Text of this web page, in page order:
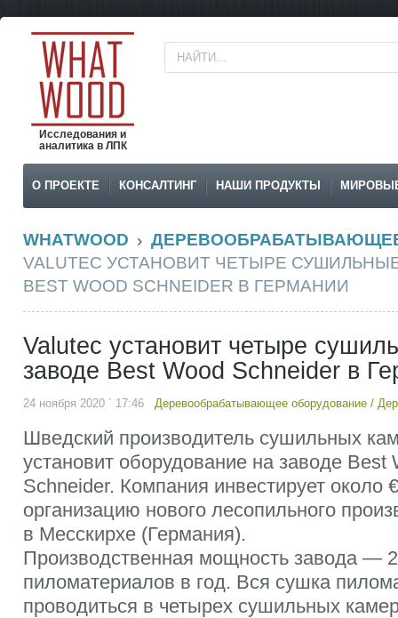
Исследования и
аналитика в ЛПК
О ПРОЕКТЕ КОНСАЛТИНГ НАШИ ПРОДУКТЫ
WHATWOOD
VALUTEC УСТАНОВИТ ЧЕТЫРЕ
BEST WOOD SCHNEIDER В ГЕРМАНИИ
Valutec установит четыре
заводе Best Wood Schneider в
24 ноября 2020 ` 17:46 Деревообрабатывающее оборудование /
Шведский производитель сушильных
установит оборудование на заводе Best
Schneider. Компания инвестирует около
организацию нового лесопильного
в Месскирхе (Германия).
Производственная мощность завода —
пиломатериалов в год. Вся сушка
проводиться в четырех сушильных